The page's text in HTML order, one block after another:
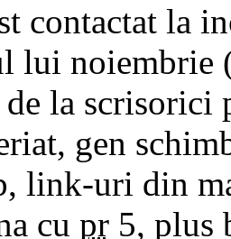
contactat la
lui noiembrie
de la
gen
link-uri din
cu pr 5, plus